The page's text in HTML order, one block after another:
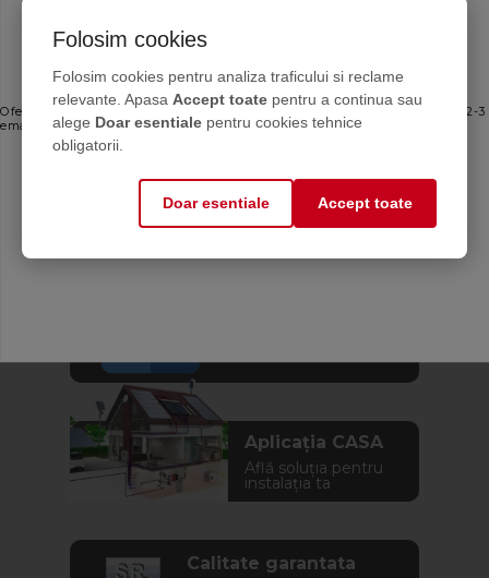
Aplicația CASA
Află soluția pentru
instalația ta
Calitate garantata
Folosim cookies
Folosim cookies pentru analiza traficului si reclame
relevante. Apasa Accept toate pentru a continua sau
alege Doar esentiale pentru cookies tehnice
obligatorii.
Doar esentiale Accept toate
Chemstal
Oferte personalizate și sfaturi de întreținere direct de la producător. Maximum 2-3
emailuri pe lună — fără spam.
Mă abonez